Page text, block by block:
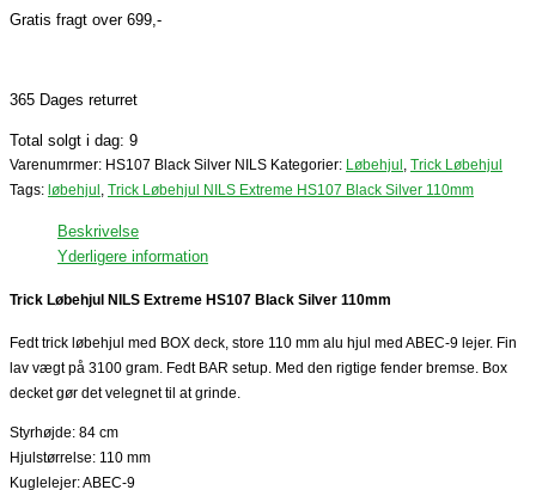
Gratis fragt over 699,-
365 Dages returret
Total solgt i dag: 9
Varenumrmer: HS107 Black Silver NILS Kategorier: Løbehjul , Trick Løbehjul
Tags: løbehjul , Trick Løbehjul NILS Extreme HS107 Black Silver 110mm
Beskrivelse
Yderligere information
Trick Løbehjul NILS Extreme HS107 Black Silver 110mm
Fedt trick løbehjul med BOX deck, store 110 mm alu hjul med ABEC-9 lejer. Fin
lav vægt på 3100 gram. Fedt BAR setup. Med den rigtige fender bremse. Box
decket gør det velegnet til at grinde.
Styrhøjde: 84 cm
Hjulstørrelse: 110 mm
Kuglelejer: ABEC-9